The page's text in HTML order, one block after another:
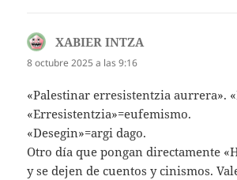
XABIER INTZA
8 octubre 2025 a las 9:16
«Palestinar erresistentzia aurrera».
«Erresistentzia»=eufemismo.
«Desegin»=argi dago.
Otro día que pongan directamente
y se dejen de cuentos y cinismos.